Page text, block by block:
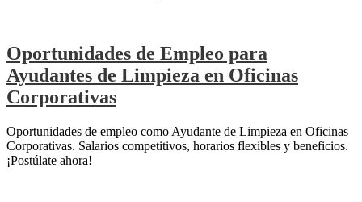
Oportunidades de Empleo para
Ayudantes de Limpieza en Oficinas
Corporativas
Oportunidades de empleo como Ayudante de Limpieza en Oficinas
Corporativas. Salarios competitivos, horarios flexibles y beneficios.
¡Postúlate ahora!